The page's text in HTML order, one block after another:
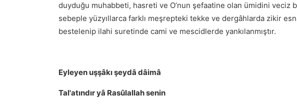
duyduğu muhabbeti, hasreti ve O’nun şefaatine olan ümidini veciz
sebeple yüzyıllarca farklı meşrepteki tekke ve dergâhlarda zikir
bestelenip ilahi suretinde cami ve mescidlerde yankılanmıştır.
Eyleyen uşşâkı şeydâ dâimâ
Tal'atındır yâ Rasûlallah senin